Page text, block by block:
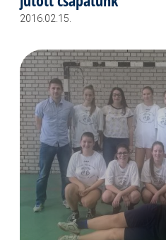
2016.02.15.